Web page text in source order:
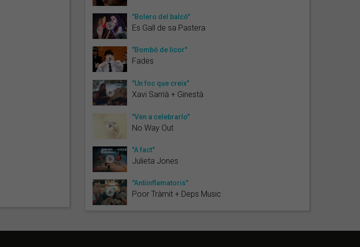
"Bolero del balcó"
Es Gall de sa Pastera
"Bombó de licor"
Fades
"Un foc que creix"
Xavi Sarrià + Ginestà
"Ven a celebrarlo"
No Way Out
"A fact"
Julieta Jones
"Antiinflamatoris"
Poor Tràmit + Deps Music